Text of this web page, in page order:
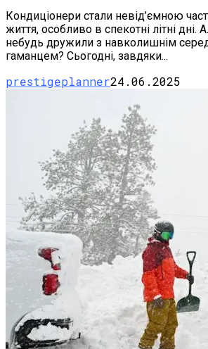
Кондиціонери стали невід’ємною
життя, особливо в спекотні літні дні.
небудь дружили з навколишнім
гаманцем? Сьогодні, завдяки...
prestigeplanner24.06.2025